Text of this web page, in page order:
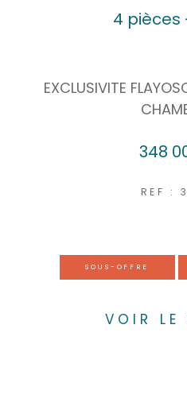
4 pièces
EXCLUSIVITE
348
REF :
SOUS-OFFRE
VOIR LE